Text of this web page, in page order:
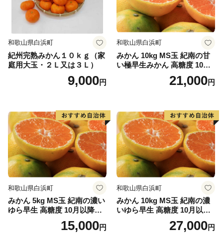
和歌山県白浜町
紀州完熟みかん１０ｋｇ（家
庭用大玉・２Ｌ又は３Ｌ）
9,000円
和歌山県白浜町
みかん 10kg MS玉 紀南の甘
い極早生みかん 高糖度 10月
以降発送 マルチ被覆栽培
21,000円
和歌山県白浜町
みかん 5kg MS玉 紀南の濃い
ゆら早生 高糖度 10月以降発
送 マルチ被覆栽培15,000円
和歌山県白浜町
みかん 10kg MS玉 紀南の濃
いゆら早生 高糖度 10月以降
発送 マルチ被覆栽培27,000円